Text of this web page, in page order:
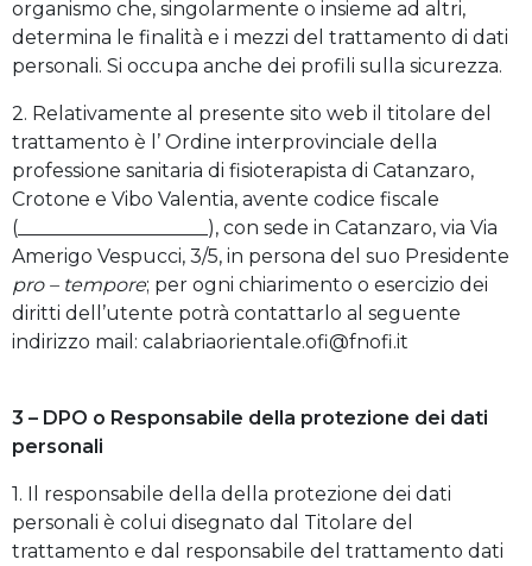
organismo che, singolarmente o insieme ad altri,
determina le finalità e i mezzi del trattamento di dati
personali. Si occupa anche dei profili sulla sicurezza.
2. Relativamente al presente sito web il titolare del
trattamento è l’ Ordine interprovinciale della
professione sanitaria di fisioterapista di Catanzaro,
Crotone e Vibo Valentia, avente codice fiscale
(____________________), con sede in Catanzaro, via Via
Amerigo Vespucci, 3/5, in persona del suo Presidente
pro – tempore; per ogni chiarimento o esercizio dei
diritti dell’utente potrà contattarlo al seguente
indirizzo mail: calabriaorientale.ofi@fnofi.it
3 – DPO o Responsabile della protezione dei dati
personali
1. Il responsabile della della protezione dei dati
personali è colui disegnato dal Titolare del
trattamento e dal responsabile del trattamento dati